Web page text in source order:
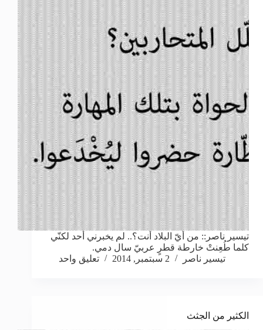
تيسير ناصر:: من أيّ البلاد أنت؟.. لم يخبرني أحد لكنّي
كلما طُعِنتْ خارطة قطرٍ عربيّ سال دمي.
تيسير ناصر
2 سبتمبر, 2014 تعليق واحد
الكثير من الجثث